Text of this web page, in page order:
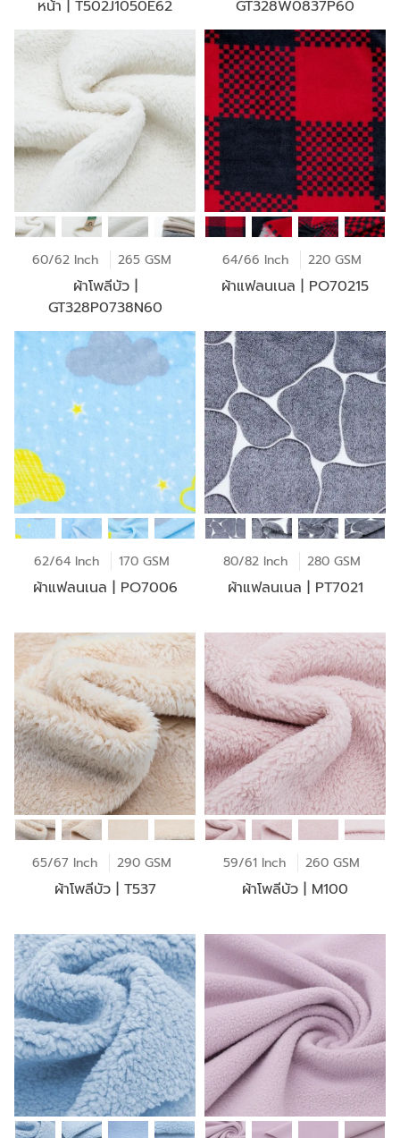
หน้า | T502J1050E62 GT328W0837P60
60/62 Inch 265 GSM
ผ้าโพลีบัว |
GT328P0738N60
64/66 Inch 220 GSM
ผ้าแฟลนเนล | PO70215
62/64 Inch 170 GSM
ผ้าแฟลนเนล | PO7006
80/82 Inch 280 GSM
ผ้าแฟลนเนล | PT7021
65/67 Inch 290 GSM
ผ้าโพลีบัว | T537
59/61 Inch 260 GSM
ผ้าโพลีบัว | M100